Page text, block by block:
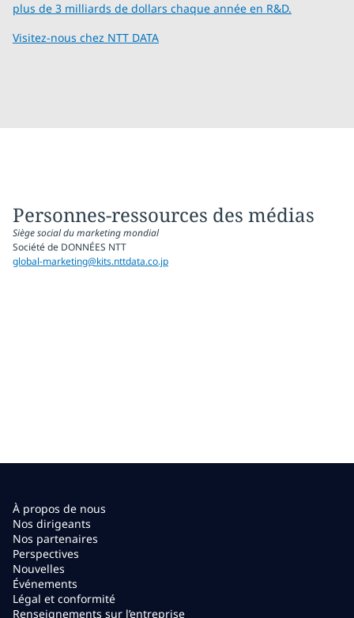
plus de 3 milliards de dollars chaque année en R&D.
Visitez-nous chez NTT DATA
Personnes-ressources des médias
Siège social du marketing mondial
Société de DONNÉES NTT
global-marketing@kits.nttdata.co.jp
À propos de nous
Nos dirigeants
Nos partenaires
Perspectives
Nouvelles
Événements
Légal et conformité
Renseignements sur l’entreprise